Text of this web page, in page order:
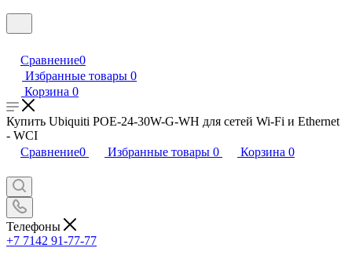
Сравнение0
Избранные товары 0
Корзина 0
Купить Ubiquiti POE-24-30W-G-WH для сетей Wi-Fi и Ethernet
- WCI
Сравнение0 Избранные товары 0 Корзина 0
Телефоны
+7 7142 91-77-77